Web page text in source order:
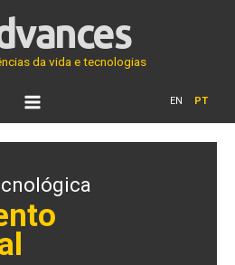
da vida e tecnologias
EN PT